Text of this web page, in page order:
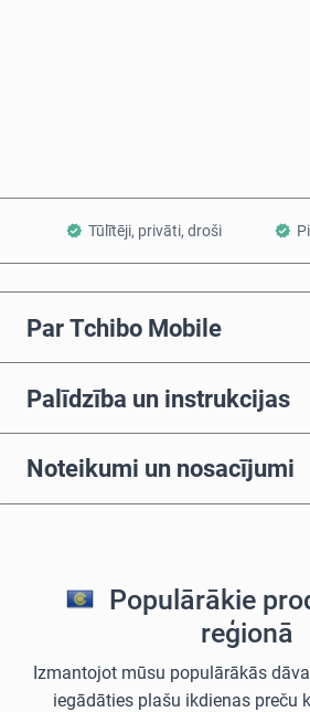
Tūlītēji, privāti, droši
Par Tchibo Mobile
Palīdzība un instrukcijas
Noteikumi un nosacījumi
Populārākie
reģionā
Izmantojot mūsu populārākās
iegādāties plašu ikdienas preču